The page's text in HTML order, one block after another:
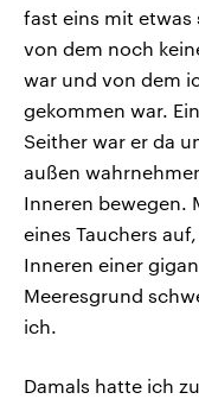
fast eins mit etwas
von dem noch
war und von dem
gekommen war.
Seither war er da
außen
Inneren bewegen.
eines Tauchers
Inneren einer
Meeresgrund
ich.
Damals hatte ich